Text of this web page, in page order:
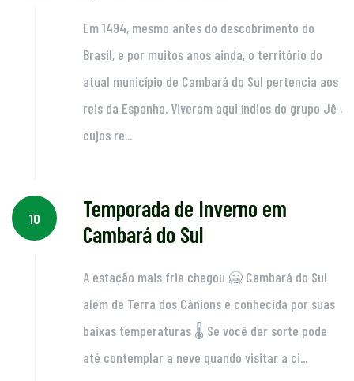
Em 1494, mesmo antes do descobrimento do
Brasil, e por muitos anos ainda, o território do
atual município de Cambará do Sul pertencia aos
reis da Espanha. Viveram aqui índios do grupo Jê ,
cujos re...
10
Temporada de Inverno em
Cambará do Sul
A estação mais fria chegou 🥶 Cambará do Sul
além de Terra dos Cânions é conhecida por suas
baixas temperaturas 🌡 Se você der sorte pode
até contemplar a neve quando visitar a ci...